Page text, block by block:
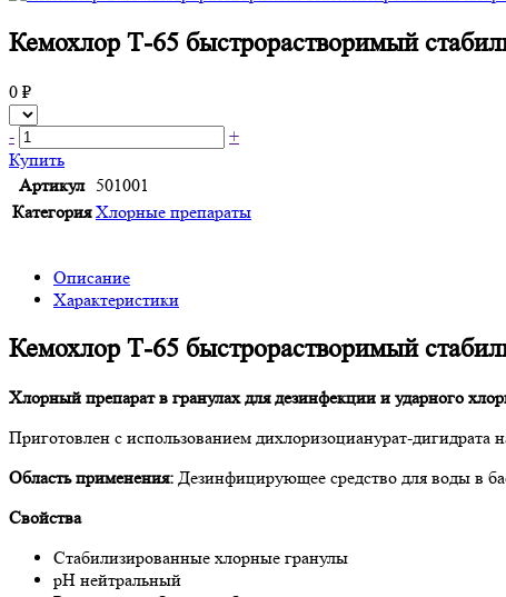
Кемохлор Т-65 быстрорастворимый
0 ₽
-
+
Купить
Артикул 501001
Категория Хлорные препараты
Описание
Характеристики
Кемохлор Т-65 быстрорастворимый
Хлорный препарат в гранулах для дезинфекции и ударного
Приготовлен с использованием дихлоризоцианурат-дигидрата
Область применения: Дезинфицирующее средство для воды в
Свойства
Стабилизированные хлорные гранулы
рН нейтральный